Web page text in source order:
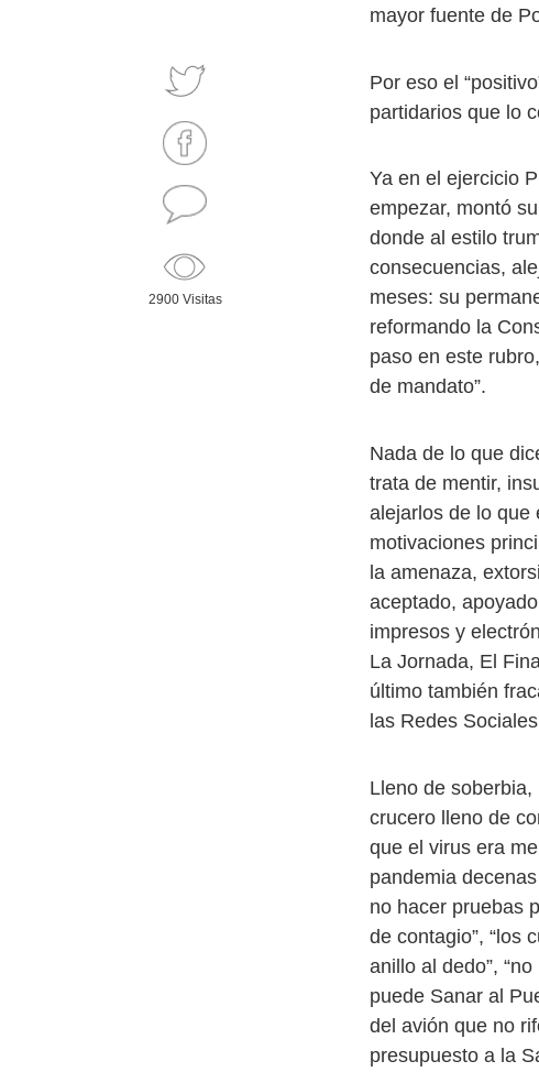
2900 Visitas
mayor fuente de
Por eso el
partidarios que lo
Ya en el ejercicio
empezar, montó
donde al estilo
consecuencias,
meses: su
reformando la
paso en este
de mandato”.
Nada de lo que
trata de mentir,
alejarlos de lo que
motivaciones
la amenaza,
aceptado,
impresos y
La Jornada, El
último también
las Redes
Lleno de
crucero lleno de
que el virus era
pandemia
no hacer pruebas
de contagio”, “los
anillo al dedo”,
puede Sanar al
del avión que no
presupuesto a la